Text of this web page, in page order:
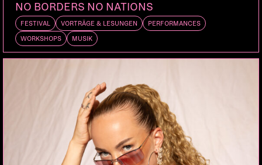
NO BORDERS NO NATIONS
FESTIVAL VORTRÄGE & LESUNGEN PERFORMANCES
WORKSHOPS MUSIK